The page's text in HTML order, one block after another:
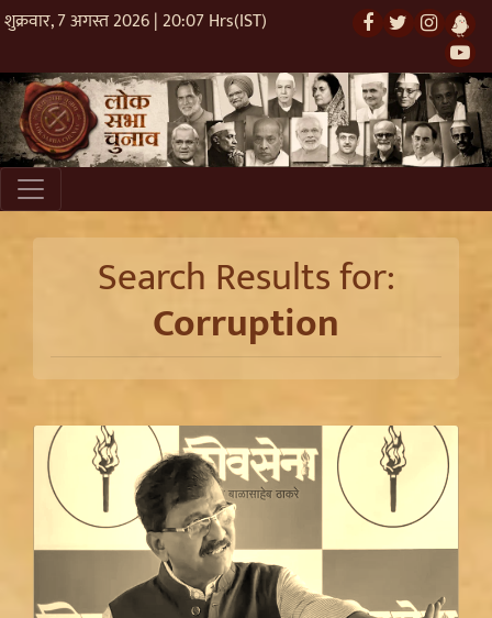
शुक्रवार, 7 अगस्त 2026 | 20:07 Hrs(IST)
Search Results for:
Corruption